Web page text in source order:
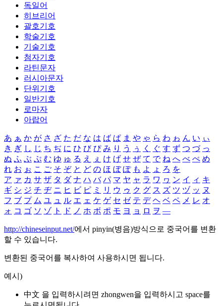
독일어
히브리어
괄호기호
학술기호
기술기호
첨자기호
라틴문자
러시아문자
단위기호
일반기호
로마자
아랍어
あ ぁ か が さ ざ た だ な は ば ぱ ま や ゃ ら わ ゎ ん い ぃ
き ぎ し じ ち ぢ に ひ び ぴ み り う ぅ く ぐ す ず つ づ っ
ぬ ふ ぶ ぷ む ゆ ゅ る え ぇ け げ せ ぜ て で ね へ べ ぺ め
れ お ぉ こ ご そ ぞ と ど の ほ ぼ ぽ も よ ょ ろ を
ア ァ カ サ ザ タ ダ ナ ハ バ パ マ ヤ ャ ラ ワ ヮ ン イ ィ キ
ギ シ ジ チ ヂ ニ ヒ ビ ピ ミ リ ウ ゥ ク グ ス ズ ツ ヅ ッ ヌ
フ ブ プ ム ユ ュ ル エ ェ ケ ゲ セ ゼ テ デ ヘ ベ ペ メ レ オ
ォ コ ゴ ソ ゾ ト ド ノ ホ ボ ポ モ ヨ ョ ロ ヲ ―
http://chineseinput.net/에서 pinyin(병음)방식으로 중국어를 변환
할 수 있습니다.
변환된 중국어를 복사하여 사용하시면 됩니다.
예시)
中文 을 입력하시려면 zhongwen을 입력하시고 space를